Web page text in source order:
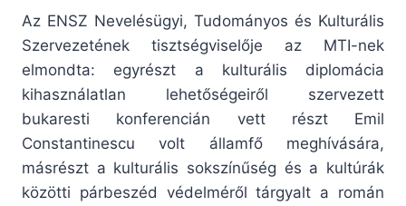
Az ENSZ Nevelésügyi, Tudományos és Kulturális
Szervezetének tisztségviselője az MTI-nek
elmondta: egyrészt a kulturális diplomácia
kihasználatlan lehetőségeiről szervezett
bukaresti konferencián vett részt Emil
Constantinescu volt államfő meghívására,
másrészt a kulturális sokszínűség és a kultúrák
közötti párbeszéd védelméről tárgyalt a román